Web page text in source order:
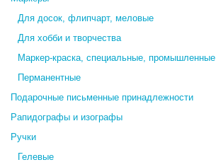
Для досок, флипчарт, меловые
Для хобби и творчества
Маркер-краска, специальные, промышленные
Перманентные
Подарочные письменные принадлежности
Рапидографы и изографы
Ручки
Гелевые